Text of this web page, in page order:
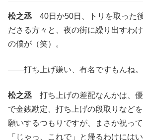
松之丞40日か50日、トリを取った後
ださる方々と、夜の街に繰り出すわ
の僕が（笑）。
――打ち上げ嫌い、有名ですもんね。
松之丞打ち上げの差配なんかは、優
で金銭勘定、打ち上げの段取りなど
願いするつもりですが、まさか祝っ
「じゃっ、これで」と帰るわけには